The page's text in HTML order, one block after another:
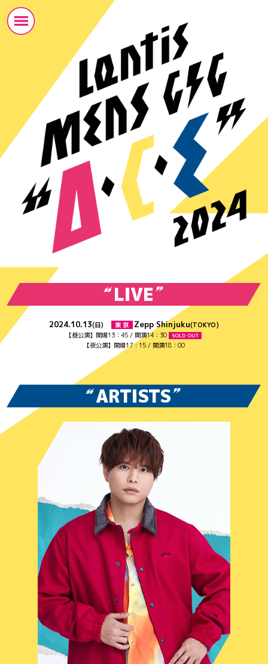
LIVE
2024.10.13(日) 東 京 Zepp Shinjuku(TOKYO)
【昼公演】開場13：45 / 開演14：30
SOLD OUT
【夜公演】開場17：15 / 開演18：00
ARTISTS